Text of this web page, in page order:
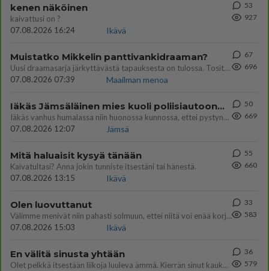
kenen näköinen
kaivattusi on ?
07.08.2026 16:24
Ikävä
53
927
Muistatko Mikkelin panttivankidraaman?
Uusi draamasarja järkyttävästä tapauksesta on tulossa. Tositapahtumiin perustuva sarja ammentaa vuoden 1986 Mikkelin pan
07.08.2026 07:39
Maailman menoa
67
696
Iäkäs Jämsäläinen mies kuoli poliisiautoon matkalla Jyväskylän putkaan
Iäkäs vanhus humalassa niin huonossa kunnossa, ettei pystynyt huolehtimaan itsestään niin ainoa apu sillä hetkellä oli
07.08.2026 12:07
Jämsä
50
669
Mitä haluaisit kysyä tänään
Kaivatultasi? Anna jokin tunniste itsestäni tai hänestä.
07.08.2026 13:15
Ikävä
55
660
Olen luovuttanut
Välimme menivät niin pahasti solmuun, ettei niitä voi enää korjata. On aika jatkaa elämässä eteenpäin. Toivon sulle kaik
07.08.2026 15:03
Ikävä
33
583
En välitä sinusta yhtään
Olet pelkkä itsestään liikoja luuleva ämmä. Kierrän sinut kaukaa nyt ja aina. Olit mulle pelkkä lelu vaan.
36
579